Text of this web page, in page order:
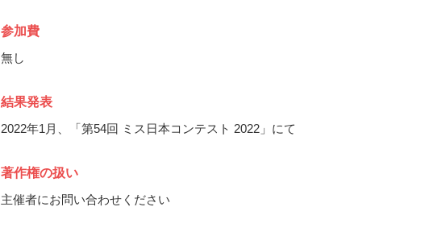
参加費
無し
結果発表
2022年1月、「第54回 ミス日本コンテスト 2022」にて
著作権の扱い
主催者にお問い合わせください